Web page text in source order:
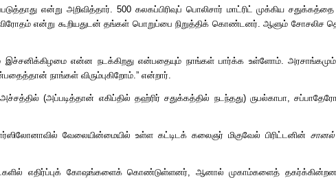
என்று அறிவித்தார். 500 கலகப்பிரிவுப் பொலிசார் மாட்ரிட் முக்கிய
என்று கூறியதுடன் தங்கள் பொறுப்பை நிறுத்திக் கொண்டனர்.ஆளும் சோசலிச
இச்சனிக்கிழமை என்ன நடக்கிறது என்பதையும் நாங்கள் பார்க்க உள்ளோம்.அரசாங்கமும்
நாங்கள் விரும்புகிறோம்.” என்றார்.
(அப்படித்தான் எகிப்தில் தஹ்ரிர் சதுக்கத்தில் நடந்தது) ருபல்காபா,
வேலையின்மையில் உள்ள கட்டிடக் கலைஞர் மிகுவேல் பிரிட்டனின் சானல்
எதிர்ப்புக் கோஷங்களைக் கொண்டுள்ளனர், ஆனால் முகாம்களைத்